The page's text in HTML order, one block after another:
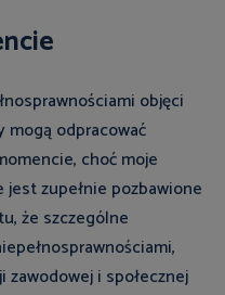
objęci
mogą odpracować
choć moje
zupełnie pozbawione
że szczególne
i społecznej